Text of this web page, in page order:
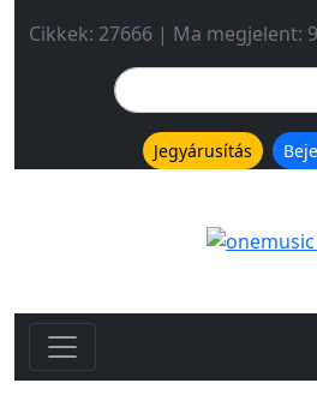
Cikkek: 27666 | Ma megjelent: 9
Jegyárusítás